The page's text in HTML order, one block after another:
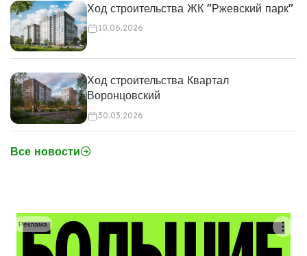
Ход строительства ЖК "Ржевский парк"
10.06.2026
Ход строительства Квартал
Воронцовский
30.03.2026
Все новости
Реклама